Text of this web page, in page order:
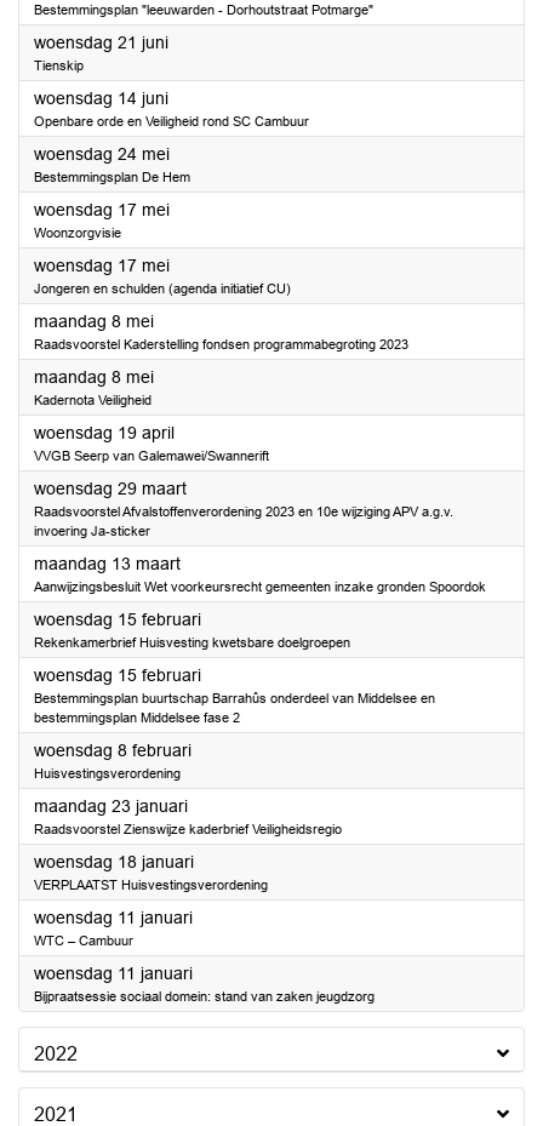
Bestemmingsplan "leeuwarden - Dorhoutstraat Potmarge"
woensdag 21 juni2023
Tienskip
woensdag 14 juni2023
Openbare orde en Veiligheid rond SC Cambuur
woensdag 24 mei2023
Bestemmingsplan De Hem
woensdag 17 mei2023
Woonzorgvisie
woensdag 17 mei2023
Jongeren en schulden (agenda initiatief CU)
maandag 8 mei2023
Raadsvoorstel Kaderstelling fondsen programmabegroting 2023
maandag 8 mei2023
Kadernota Veiligheid
woensdag 19 april2023
VVGB Seerp van Galemawei/Swannerift
woensdag 29 maart2023
Raadsvoorstel Afvalstoffenverordening 2023 en 10e wijziging APV a.g.v.
invoering Ja-sticker
maandag 13 maart2023
Aanwijzingsbesluit Wet voorkeursrecht gemeenten inzake gronden Spoordok
woensdag 15 februari2023
Rekenkamerbrief Huisvesting kwetsbare doelgroepen
woensdag 15 februari2023
Bestemmingsplan buurtschap Barrahûs onderdeel van Middelsee en
bestemmingsplan Middelsee fase 2
woensdag 8 februari2023
Huisvestingsverordening
maandag 23 januari2023
Raadsvoorstel Zienswijze kaderbrief Veiligheidsregio
woensdag 18 januari2023
VERPLAATST Huisvestingsverordening
woensdag 11 januari2023
WTC – Cambuur
woensdag 11 januari2023
Bijpraatsessie sociaal domein: stand van zaken jeugdzorg
2022
2021